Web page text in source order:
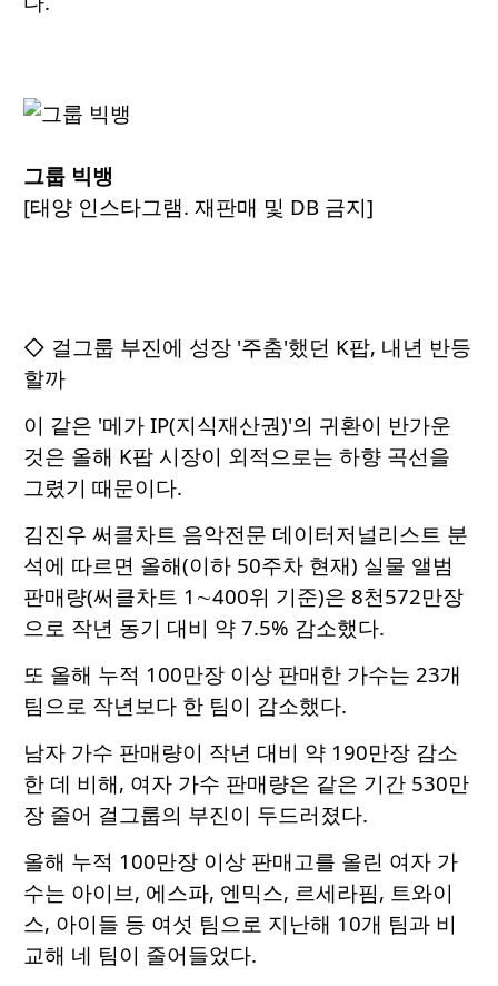
그룹 빅뱅
[태양 인스타그램. 재판매 및 DB 금지]
◇ 걸그룹 부진에 성장 '주춤'했던 K팝, 내년 반등
할까
이 같은 '메가 IP(지식재산권)'의 귀환이 반가운
것은 올해 K팝 시장이 외적으로는 하향 곡선을
그렸기 때문이다.
김진우 써클차트 음악전문 데이터저널리스트 분
석에 따르면 올해(이하 50주차 현재) 실물 앨범
판매량(써클차트 1∼400위 기준)은 8천572만장
으로 작년 동기 대비 약 7.5% 감소했다.
또 올해 누적 100만장 이상 판매한 가수는 23개
팀으로 작년보다 한 팀이 감소했다.
남자 가수 판매량이 작년 대비 약 190만장 감소
한 데 비해, 여자 가수 판매량은 같은 기간 530만
장 줄어 걸그룹의 부진이 두드러졌다.
올해 누적 100만장 이상 판매고를 올린 여자 가
수는 아이브, 에스파, 엔믹스, 르세라핌, 트와이
스, 아이들 등 여섯 팀으로 지난해 10개 팀과 비
교해 네 팀이 줄어들었다.